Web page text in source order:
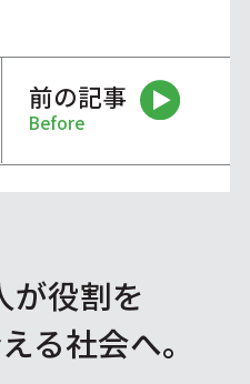
前の記事
Before
が役割を
る社会へ。